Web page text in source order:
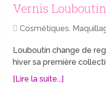
Vernis Louboutin
Cosmétiques,
Louboutin change de
hiver sa première
[Lire la suite...]